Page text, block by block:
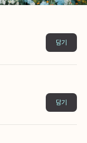
담기
담기